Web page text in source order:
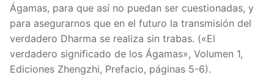
Ágamas, para que así no puedan ser cuestionadas, y
para asegurarnos que en el futuro la transmisión del
verdadero Dharma se realiza sin trabas. («El
verdadero significado de los Ágamas», Volumen 1,
Ediciones Zhengzhi, Prefacio, páginas 5-6).